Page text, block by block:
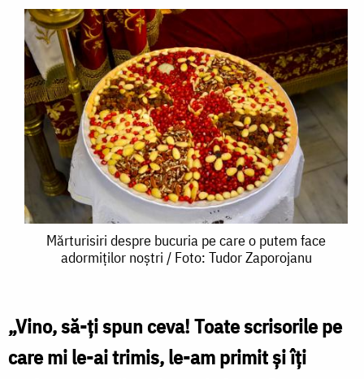
Mărturisiri
despre
pe
care
Mărturisiri despre bucuria pe care o putem face
adormiților noștri / Foto: Tudor Zaporojanu
„Vino, să-ți spun ceva! Toate scrisorile pe
care mi le-ai trimis, le-am primit și îți